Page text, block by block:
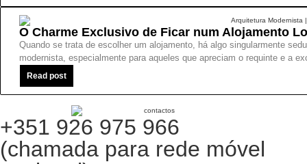
O Charme Exclusivo de Ficar num Alojamento
Quando se trata de escolher um alojamento, há algo singularmente
modernista, especialmente para aqueles que apreciam o requinte e a
Read post
+351 926 975 966
(chamada para rede móvel